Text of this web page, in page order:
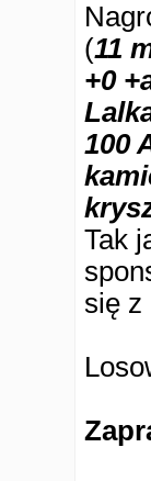
(11
+0
100
Tak
się z